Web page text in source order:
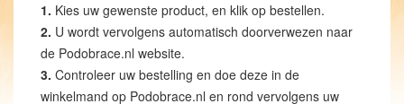
1. Kies uw gewenste product, en klik op bestellen.
2. U wordt vervolgens automatisch doorverwezen naar
de Podobrace.nl website.
3. Controleer uw bestelling en doe deze in de
winkelmand op Podobrace.nl en rond vervolgens uw